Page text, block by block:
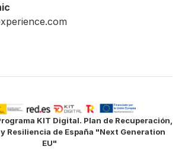
KIT Digital. Plan de Recuperación,
Resiliencia de España "Next Generation
EU"